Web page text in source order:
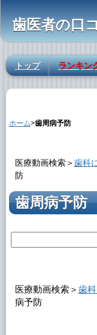
トップ ランキン
ホーム>歯周病予防
医療動画検索＞歯科
防
歯周病予防
医療動画検索＞ 歯
病予防